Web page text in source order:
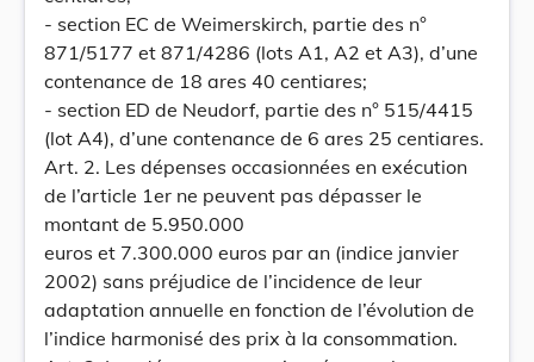
- section EC de Weimerskirch, partie des n°
871/5177 et 871/4286 (lots A1, A2 et A3), d’une
contenance de 18 ares 40 centiares;
- section ED de Neudorf, partie des n° 515/4415
(lot A4), d’une contenance de 6 ares 25 centiares.
Art. 2. Les dépenses occasionnées en exécution
de l’article 1er ne peuvent pas dépasser le
montant de 5.950.000
euros et 7.300.000 euros par an (indice janvier
2002) sans préjudice de l’incidence de leur
adaptation annuelle en fonction de l’évolution de
l’indice harmonisé des prix à la consommation.